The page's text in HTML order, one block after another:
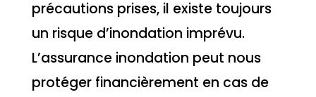
précautions prises, il existe toujours
un risque d’inondation imprévu.
L’assurance inondation peut nous
protéger financièrement en cas de